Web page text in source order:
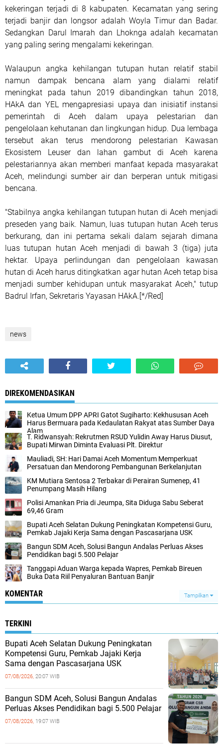
kekeringan terjadi di 8 kabupaten. Kecamatan yang sering
terjadi banjir dan longsor adalah Woyla Timur dan Badar.
Sedangkan Darul Imarah dan Lhoknga adalah kecamatan
yang paling sering mengalami kekeringan.
Walaupun angka kehilangan tutupan hutan relatif stabil
namun dampak bencana alam yang dialami relatif
meningkat pada tahun 2019 dibandingkan tahun 2018,
HAkA dan YEL mengapresiasi upaya dan inisiatif instansi
pemerintah di Aceh dalam upaya pelestarian dan
pengelolaan kehutanan dan lingkungan hidup. Dua lembaga
tersebut akan terus mendorong pelestarian Kawasan
Ekosistem Leuser dan lahan gambut di Aceh karena
pelestariannya akan memberi manfaat kepada masyarakat
Aceh, melindungi sumber air dan berperan untuk mitigasi
bencana.
"Stabilnya angka kehilangan tutupan hutan di Aceh menjadi
preseden yang baik. Namun, luas tutupan hutan Aceh terus
berkurang, dan ini pertama sekali dalam sejarah dimana
luas tutupan hutan Aceh menjadi di bawah 3 (tiga) juta
hektar. Upaya perlindungan dan pengelolaan kawasan
hutan di Aceh harus ditingkatkan agar hutan Aceh tetap bisa
menjadi sumber kehidupan untuk masyarakat Aceh," tutup
Badrul Irfan, Sekretaris Yayasan HAkA.[*/Red]
news
DIREKOMENDASIKAN
Ketua Umum DPP APRI Gatot Sugiharto: Kekhususan Aceh
Harus Bermuara pada Kedaulatan Rakyat atas Sumber Daya
Alam
T. Ridwansyah: Rekrutmen RSUD Yulidin Away Harus Diusut,
Bupati Mirwan Diminta Evaluasi Plt. Direktur
Mauliadi, SH: Hari Damai Aceh Momentum Memperkuat
Persatuan dan Mendorong Pembangunan Berkelanjutan
KM Mutiara Sentosa 2 Terbakar di Perairan Sumenep, 41
Penumpang Masih Hilang
Polisi Amankan Pria di Jeumpa, Sita Diduga Sabu Seberat
69,46 Gram
Bupati Aceh Selatan Dukung Peningkatan Kompetensi Guru,
Pemkab Jajaki Kerja Sama dengan Pascasarjana USK
‎Bangun SDM Aceh, Solusi Bangun Andalas Perluas Akses
Pendidikan bagi 5.500 Pelajar ‎
Tanggapi Aduan Warga kepada Wapres, Pemkab Bireuen
Buka Data Riil Penyaluran Bantuan Banjir
KOMENTAR Tampilkan
TERKINI
Bupati Aceh Selatan Dukung Peningkatan
Kompetensi Guru, Pemkab Jajaki Kerja
Sama dengan Pascasarjana USK
07/08/2026, 20:07 WIB
‎Bangun SDM Aceh, Solusi Bangun Andalas
Perluas Akses Pendidikan bagi 5.500 Pelajar ‎
07/08/2026, 19:07 WIB